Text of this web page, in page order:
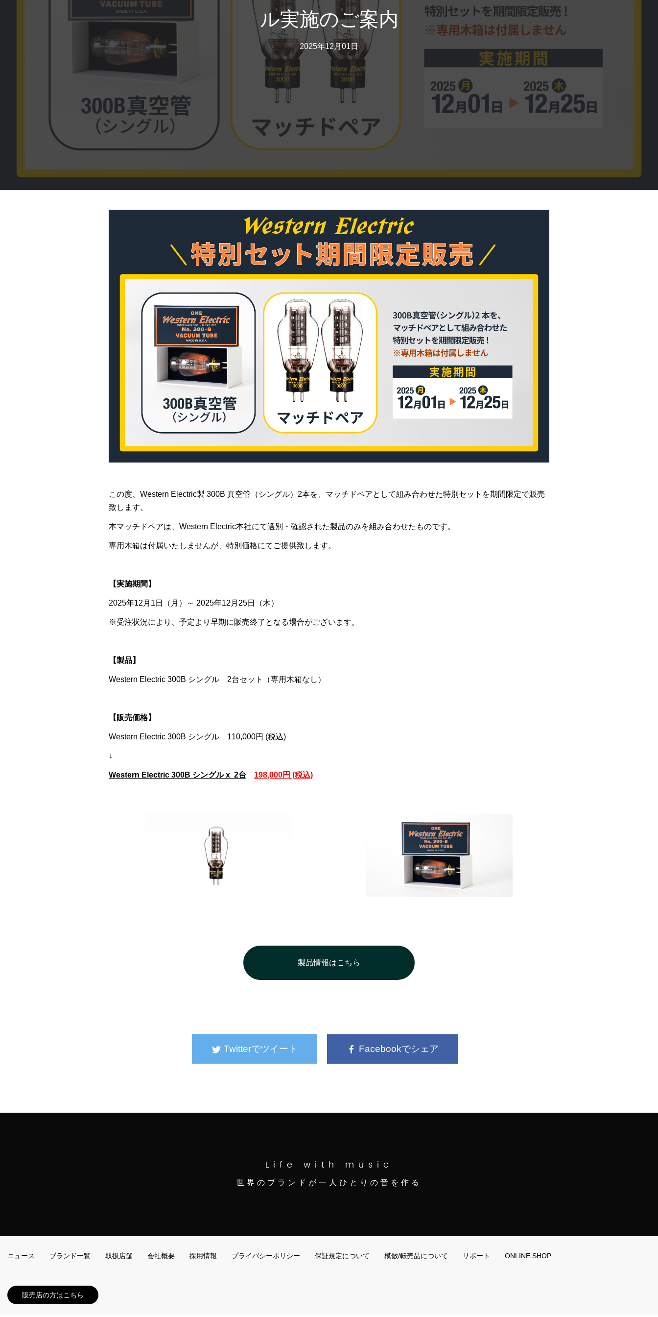
ル実施のご案内
2025年12月01日
この度、Western Electric製 300B 真空管（シングル） 2本を、マッチドペアとして組み合わせた特別セットを期間限定で販売
致します。
本マッチドペアは、 Western Electric本社にて選別・確認された製品のみを組み合わせたものです。
専用木箱は付属いたしませんが、特別価格にてご提供致します。
【実施期間】
2025年12 月 1 日（月）～ 2025年12 月 25日（木）
※受注状況により、予定より早期に販売終了となる場合がございます。
【製品】
Western Electric 300B シングル 2台セット（専用木箱なし）
【販売価格】
Western Electric 300B シングル 110,000円 (税込)
↓
Western Electric 300B シングル x 2台 198,000円 (税込)
製品情報はこちら
Twitterでツイート Facebookでシェア
Life with music
世界のブランドが一人ひとりの音を作る
ニュース ブランド一覧 取扱店舗 会社概要 採用情報 プライバシーポリシー 保証規定について 模倣/転売品について サポート ONLINE SHOP
販売店の方はこちら